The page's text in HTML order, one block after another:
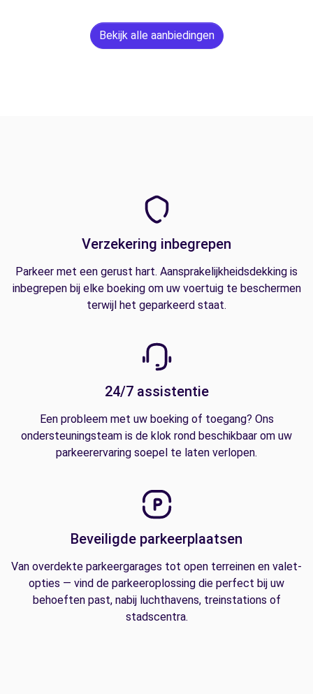
Bekijk alle aanbiedingen
Verzekering inbegrepen
Parkeer met een gerust hart. Aansprakelijkheidsdekking is
inbegrepen bij elke boeking om uw voertuig te beschermen
terwijl het geparkeerd staat.
24/7 assistentie
Een probleem met uw boeking of toegang? Ons
ondersteuningsteam is de klok rond beschikbaar om uw
parkeerervaring soepel te laten verlopen.
Beveiligde parkeerplaatsen
Van overdekte parkeergarages tot open terreinen en valet-
opties — vind de parkeeroplossing die perfect bij uw
behoeften past, nabij luchthavens, treinstations of
stadscentra.